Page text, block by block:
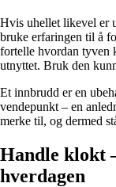
Hvis uhellet likevel er
bruke erfaringen til å
fortelle hvordan tyven
utnyttet. Bruk den
Et innbrudd er en
vendepunkt – en
merke til, og dermed
Handle klokt
hverdagen